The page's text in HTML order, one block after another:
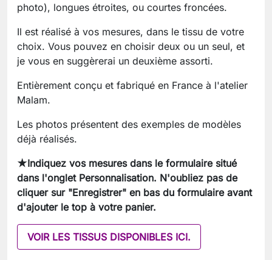
photo), longues étroites, ou courtes froncées.
Il est réalisé à vos mesures, dans le tissu de votre
choix. Vous pouvez en choisir deux ou un seul, et
je vous en suggèrerai un deuxième assorti.
Entièrement conçu et fabriqué en France à l'atelier
Malam.
Les photos présentent des exemples de modèles
déjà réalisés.
★Indiquez vos mesures dans le formulaire situé
dans l'onglet Personnalisation. N'oubliez pas de
cliquer sur "Enregistrer" en bas du formulaire avant
d'ajouter le top à votre panier.
VOIR LES TISSUS DISPONIBLES ICI.